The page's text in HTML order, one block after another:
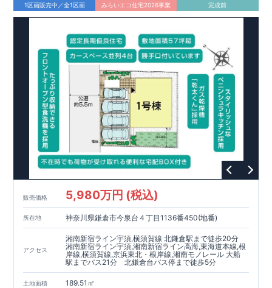
アクセス
徒歩11分／自転車 分（約0.9km）
ロケーション
・桶川中学校（徒歩
分）
・桶川ときわこども園（徒歩5分）
・セブンイレブン桶川泉 1丁目店（徒歩
分）
・ウエルシア桶川泉店（徒歩4 分）
・駅西口公園（徒歩
分）
東栄住宅ブルーミングガーデンのこだわりの家づくり
全棟自社一貫体制
◇誰が、何をしたか。が明確だからこそ、お客様の安心に繋が
いたします。
◇不要な中間マージンを抑えることで、コストダウンに努めて
います。
◇国が定めた耐震等級で最高の3を取得建築基準法で定められ
た、｢数百年に一度発生する地震に対して、倒壊、崩壊しな
い。｣という基準から、さらに1.5倍の耐震力を達成していま
す。
安心の長期優良住宅！
1区画販売中／全1区画 みらいエコ住宅2026事業 完成前
販売価格 5,980万円 (税込)
所在地 神奈川県鎌倉市今泉台４丁目1136番450(地番)
アクセス
湘南新宿ライン宇須,横須賀線 北鎌倉駅まで徒歩20分
湘南新宿ライン宇須,湘南新宿ライン高海,東海道本線,根
岸線,横須賀線,京浜東北・根岸線,湘南モノレール 大船
駅までバス21分 北鎌倉台バス停まで徒歩5分
土地面積 189.51㎡